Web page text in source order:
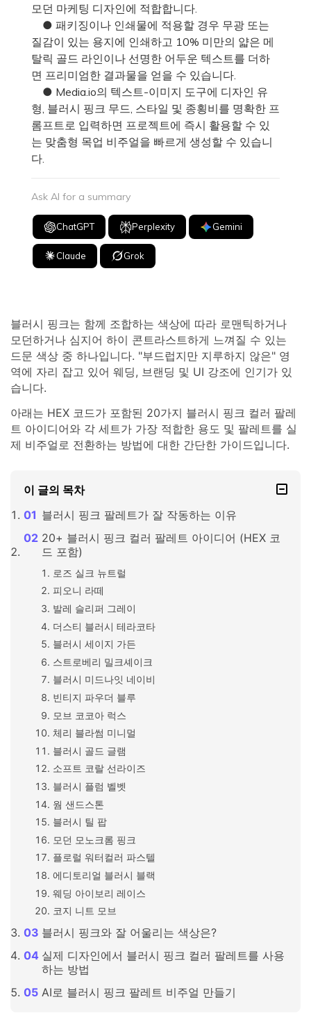
모던 마케팅 디자인에 적합합니다.
● 패키징이나 인쇄물에 적용할 경우 무광 또는
질감이 있는 용지에 인쇄하고 10% 미만의 얇은 메
탈릭 골드 라인이나 선명한 어두운 텍스트를 더하
면 프리미엄한 결과물을 얻을 수 있습니다.
● Media.io의 텍스트-이미지 도구에 디자인 유
형, 블러시 핑크 무드, 스타일 및 종횡비를 명확한 프
롬프트로 입력하면 프로젝트에 즉시 활용할 수 있
는 맞춤형 목업 비주얼을 빠르게 생성할 수 있습니
다.
Ask AI for a summary
ChatGPT Perplexity Gemini
Claude Grok
블러시 핑크는 함께 조합하는 색상에 따라 로맨틱하거나
모던하거나 심지어 하이 콘트라스트하게 느껴질 수 있는
드문 색상 중 하나입니다. "부드럽지만 지루하지 않은" 영
역에 자리 잡고 있어 웨딩, 브랜딩 및 UI 강조에 인기가 있
습니다.
아래는 HEX 코드가 포함된 20가지 블러시 핑크 컬러 팔레
트 아이디어와 각 세트가 가장 적합한 용도 및 팔레트를 실
제 비주얼로 전환하는 방법에 대한 간단한 가이드입니다.
이 글의 목차
블러시 핑크 팔레트가 잘 작동하는 이유
20+ 블러시 핑크 컬러 팔레트 아이디어 (HEX 코
드 포함)
로즈 실크 뉴트럴
피오니 라떼
발레 슬리퍼 그레이
더스티 블러시 테라코타
블러시 세이지 가든
스트로베리 밀크셰이크
블러시 미드나잇 네이비
빈티지 파우더 블루
모브 코코아 럭스
체리 블라썸 미니멀
블러시 골드 글램
소프트 코랄 선라이즈
블러시 플럼 벨벳
웜 샌드스톤
블러시 틸 팝
모던 모노크롬 핑크
플로럴 워터컬러 파스텔
에디토리얼 블러시 블랙
웨딩 아이보리 레이스
코지 니트 모브
블러시 핑크와 잘 어울리는 색상은?
실제 디자인에서 블러시 핑크 컬러 팔레트를 사용
하는 방법
AI로 블러시 핑크 팔레트 비주얼 만들기